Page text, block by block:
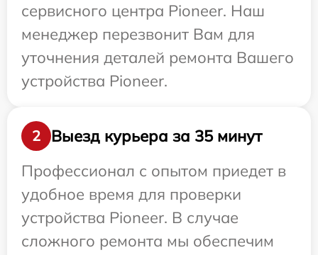
сервисного центра Pioneer. Наш
менеджер перезвонит Вам для
уточнения деталей ремонта Вашего
устройства Pioneer.
2
Выезд курьера за 35 минут
Профессионал с опытом приедет в
удобное время для проверки
устройства Pioneer. В случае
сложного ремонта мы обеспечим